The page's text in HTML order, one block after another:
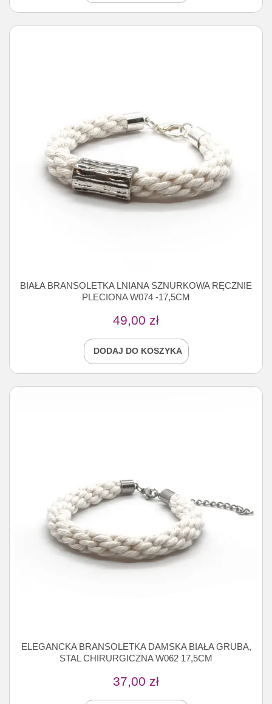
BIAŁA BRANSOLETKA LNIANA SZNURKOWA RĘCZNIE
PLECIONA W074 -17,5CM
49,00 zł
DODAJ DO KOSZYKA
ELEGANCKA BRANSOLETKA DAMSKA BIAŁA GRUBA,
STAL CHIRURGICZNA W062 17,5CM
37,00 zł